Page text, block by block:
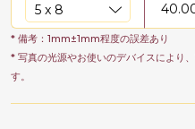
* 備考：1mm±1mm程度の誤差あり
* 写真の光源やお使いのデバイスにより
す。